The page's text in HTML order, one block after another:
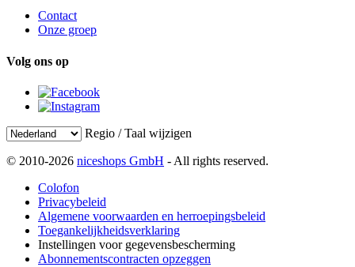
Contact
Onze groep
Volg ons op
Regio / Taal wijzigen
© 2010-2026 niceshops GmbH - All rights reserved.
Colofon
Privacybeleid
Algemene voorwaarden en herroepingsbeleid
Toegankelijkheidsverklaring
Instellingen voor gegevensbescherming
Abonnementscontracten opzeggen